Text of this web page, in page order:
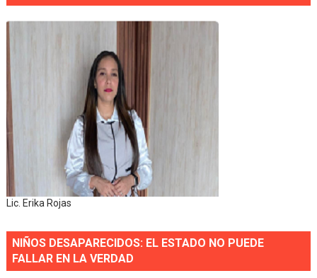
Lic. Erika Rojas
NIÑOS DESAPARECIDOS: EL ESTADO NO PUEDE
FALLAR EN LA VERDAD